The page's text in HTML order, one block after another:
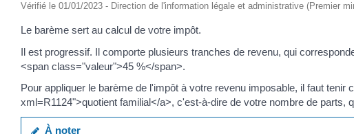
Vérifié le 01/01/2023 - Direction de l'information légale et administrative (Premier
Le barème sert au calcul de votre impôt.
Il est progressif. Il comporte plusieurs tranches de revenu, qui
<span class="valeur">45 %</span>.
Pour appliquer le barème de l'impôt à votre revenu imposable, il faut
xml=R1124">quotient familial</a>, c'est-à-dire de votre nombre de
À noter